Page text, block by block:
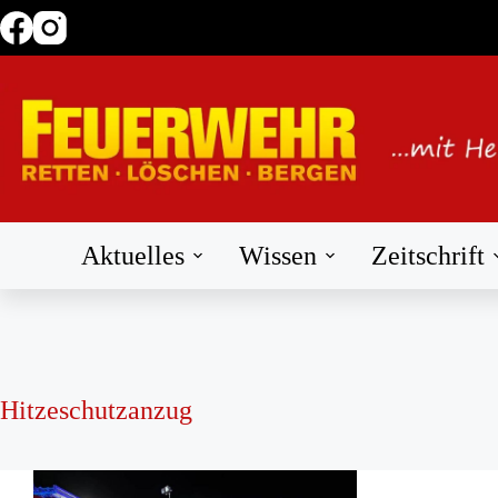
Zum
Inhalt
Aktuelles Wissen Zeitschrift
Hitzeschutzanzug